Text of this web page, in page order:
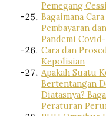
Pemegang
Bagaimana
Pembayaran
Pandemi Covid-
Cara dan
Kepolisian
Apakah Suatu
Bertentangan
Diatasnya?
Peraturan